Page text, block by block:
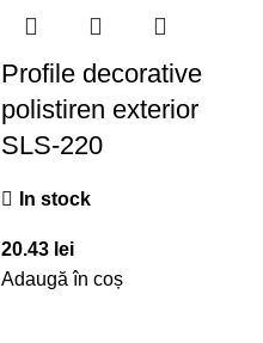
Profile decorative
polistiren exterior
SLS-220
In stock
20.43 lei
Adaugă în coș